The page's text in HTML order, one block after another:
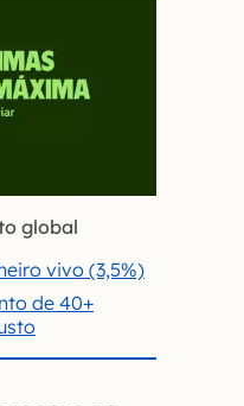
global
vivo (3,5%)
de 40+